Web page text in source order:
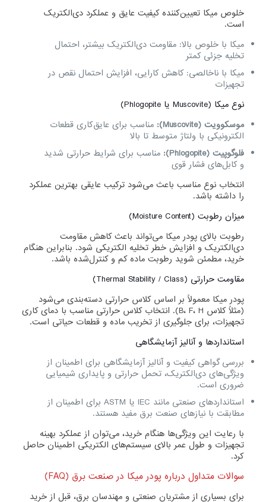
خلوص میکا تعیین‌کننده کیفیت عایق و عملکرد دی‌الکتریک
است.
میکا با خلوص بالا: مقاومت دی‌الکتریک بیشتر، احتمال
تخلیه جزئی کمتر
میکا با ناخالصی: کاهش کارایی، افزایش احتمال نقص در
تجهیزات
نوع میکا (Muscovite یا Phlogopite)
موسکوویت (Muscovite):
مناسب برای عایق‌کاری قطعات
الکترونیکی با ولتاژ متوسط تا بالا
فلوگوپیت (Phlogopite):
مناسب برای شرایط حرارتی شدید
و کابل‌های فشار قوی
انتخاب نوع مناسب باعث می‌شود ترکیب عایقی بهترین عملکرد
را داشته باشد.
میزان رطوبت (Moisture Content)
رطوبت بالای پودر میکا می‌تواند باعث کاهش مقاومت
دی‌الکتریک و افزایش خطر تخلیه الکتریکی شود. بنابراین هنگام
خرید، مطمئن شوید رطوبت ماده کم و کنترل‌شده باشد.
مقاومت حرارتی (Thermal Stability / Class)
پودر میکا معمولاً بر اساس کلاس حرارتی دسته‌بندی می‌شود
(مثلاً کلاس B، F، H). انتخاب کلاس حرارتی مناسب با دمای کاری
تجهیزات، برای جلوگیری از تخریب ماده و قطعات حیاتی است.
استانداردها و آنالیز آزمایشگاهی
بررسی گواهی کیفیت و آنالیز آزمایشگاهی برای اطمینان از
ویژگی‌های دی‌الکتریک، تحمل حرارتی و پایداری شیمیایی
ضروری است.
استانداردهای صنعتی مانند IEC یا ASTM برای اطمینان از
مطابقت با نیازهای صنعت برق مفید هستند.
با رعایت این ویژگی‌ها هنگام خرید، می‌توان از عملکرد بهینه
تجهیزات و طول عمر بالای سیستم‌های الکتریکی اطمینان حاصل
کرد.
سوالات متداول درباره پودر میکا در صنعت برق (FAQ)
برای بسیاری از مشتریان صنعتی و مهندسان برق، قبل از خرید